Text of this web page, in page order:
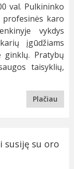
val. Pulkininko
profesinės karo
vykdys
įgūdžiams
Pratybų
taisyklių,
Plačiau
susiję su oro